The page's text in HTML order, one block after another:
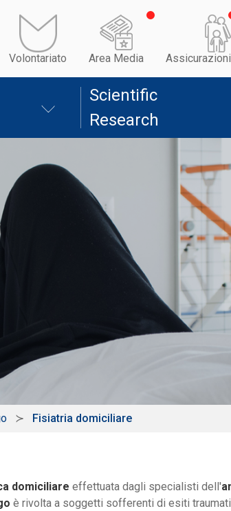
Volontariato Area Media
Scientific
Research
Fisiatria domiciliare
domiciliare effettuata dagli specialisti dell'
è rivolta a soggetti sofferenti di esiti